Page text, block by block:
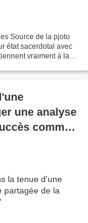
Source de la pjoto
état sacerdotal avec
vraiment à la
une analyse
comme